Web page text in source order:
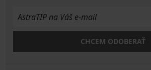
CHCEM ODOBERAŤ